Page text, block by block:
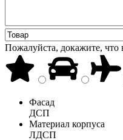
Пожалуйста, докажите, что
Фасад
ДСП
Материал корпуса
ЛДСП